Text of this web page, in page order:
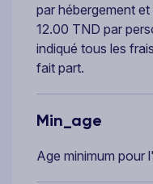
par hébergement
12.00 TND par
indiqué tous les
fait part.
Min_age
Age minimum pour